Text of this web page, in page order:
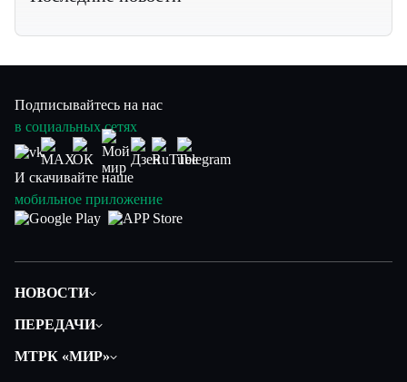
Подписывайтесь на нас
в социальных сетях
И скачивайте наше
мобильное приложение
НОВОСТИ
Экономика
ПЕРЕДАЧИ
МТРК «МИР»